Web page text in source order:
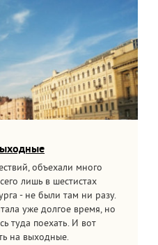
объехали много
лишь в шестистах
- не были там ни разу.
уже долгое время, но
туда поехать. И вот
на выходные.